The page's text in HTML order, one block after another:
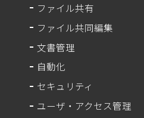
ファイル共有
ファイル共同編集
文書管理
自動化
セキュリティ
ユーザ・アクセス管理